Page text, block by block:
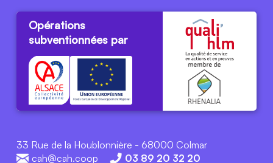
Opérations
subventionnées par
33 Rue de la Houblonnière - 68000 Colmar
cah@cah.coop
03 89 20 32 20